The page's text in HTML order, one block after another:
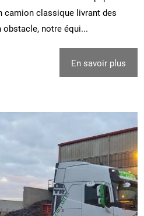
camion classique livrant des
obstacle, notre équi...
En savoir plus